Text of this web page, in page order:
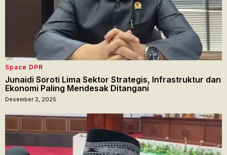
Space DPR
Junaidi Soroti Lima Sektor Strategis, Infrastruktur dan
Ekonomi Paling Mendesak Ditangani
Desember 2, 2025